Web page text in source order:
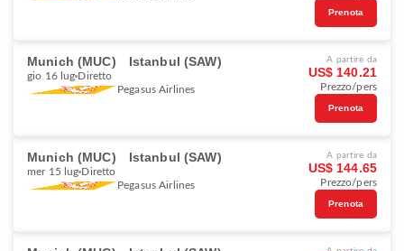
Prenota
Munich (MUC) Istanbul (SAW)
gio 16 lug Diretto
Pegasus Airlines
A partire da
US$ 140.21
Prezzo/pers
Prenota
Munich (MUC) Istanbul (SAW)
mer 15 lug Diretto
Pegasus Airlines
A partire da
US$ 144.65
Prezzo/pers
Prenota